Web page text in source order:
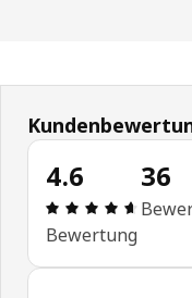
4.6
Bewertung
36
Kundenbewertungen